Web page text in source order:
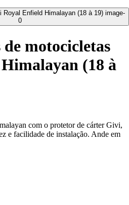
motocicletas
(18 à
com o protetor de cárter Givi,
e facilidade de instalação. Ande em